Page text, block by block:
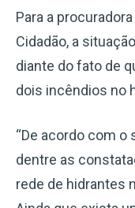
Para a
Cidadão, a
diante do fato de
dois incêndios no
“De acordo com o
dentre as
rede de hidrantes